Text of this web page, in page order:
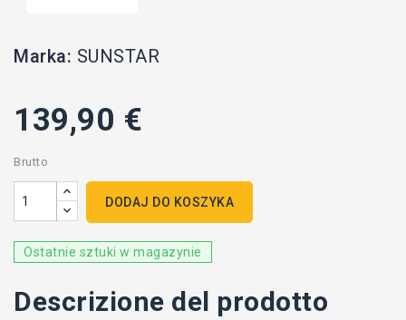
Marka: SUNSTAR
139,90 €
Brutto
DODAJ DO KOSZYKA
Ostatnie sztuki w magazynie
Descrizione del prodotto